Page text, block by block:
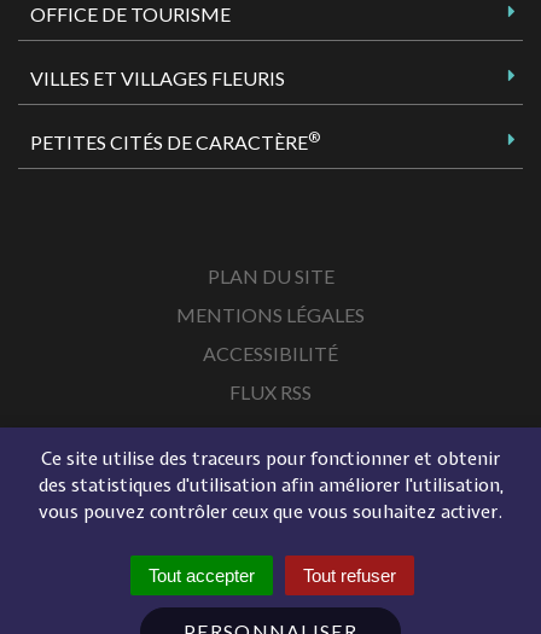
Ce site utilise des traceurs pour fonctionner et obtenir
des statistiques d'utilisation afin améliorer l'utilisation,
vous pouvez contrôler ceux que vous souhaitez activer.
Tout accepter Tout refuser
OFFICE DE TOURISME
VILLES ET VILLAGES FLEURIS
PETITES CITÉS DE CARACTÈRE®
PLAN DU SITE
MENTIONS LÉGALES
ACCESSIBILITÉ
FLUX RSS